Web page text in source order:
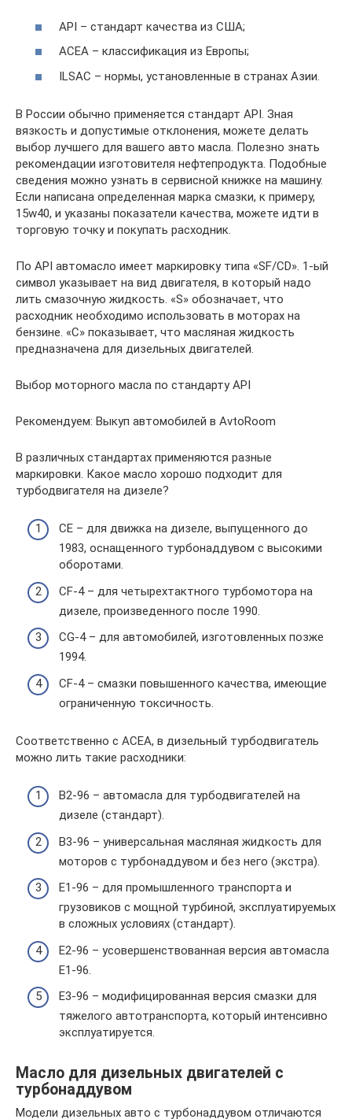
API – стандарт качества из США;
ACEA – классификация из Европы;
ILSAC – нормы, установленные в странах Азии.
В России обычно применяется стандарт API. Зная
вязкость и допустимые отклонения, можете делать
выбор лучшего для вашего авто масла. Полезно знать
рекомендации изготовителя нефтепродукта. Подобные
сведения можно узнать в сервисной книжке на машину.
Если написана определенная марка смазки, к примеру,
15w40, и указаны показатели качества, можете идти в
торговую точку и покупать расходник.
По API автомасло имеет маркировку типа «SF/CD». 1-ый
символ указывает на вид двигателя, в который надо
лить смазочную жидкость. «S» обозначает, что
расходник необходимо использовать в моторах на
бензине. «C» показывает, что масляная жидкость
предназначена для дизельных двигателей.
Выбор моторного масла по стандарту API
Рекомендуем: Выкуп автомобилей в AvtoRoom
В различных стандартах применяются разные
маркировки. Какое масло хорошо подходит для
турбодвигателя на дизеле?
CE – для движка на дизеле, выпущенного до
1983, оснащенного турбонаддувом с высокими
оборотами.
CF-4 – для четырехтактного турбомотора на
дизеле, произведенного после 1990.
CG-4 – для автомобилей, изготовленных позже
1994.
CF-4 – смазки повышенного качества, имеющие
ограниченную токсичность.
Соответственно с ACEA, в дизельный турбодвигатель
можно лить такие расходники:
B2-96 – автомасла для турбодвигателей на
дизеле (стандарт).
B3-96 – универсальная масляная жидкость для
моторов с турбонаддувом и без него (экстра).
E1-96 – для промышленного транспорта и
грузовиков с мощной турбиной, эксплуатируемых
в сложных условиях (стандарт).
E2-96 – усовершенствованная версия автомасла
E1-96.
E3-96 – модифицированная версия смазки для
тяжелого автотранспорта, который интенсивно
эксплуатируется.
Масло для дизельных двигателей с
турбонаддувом
Модели дизельных авто с турбонаддувом отличаются